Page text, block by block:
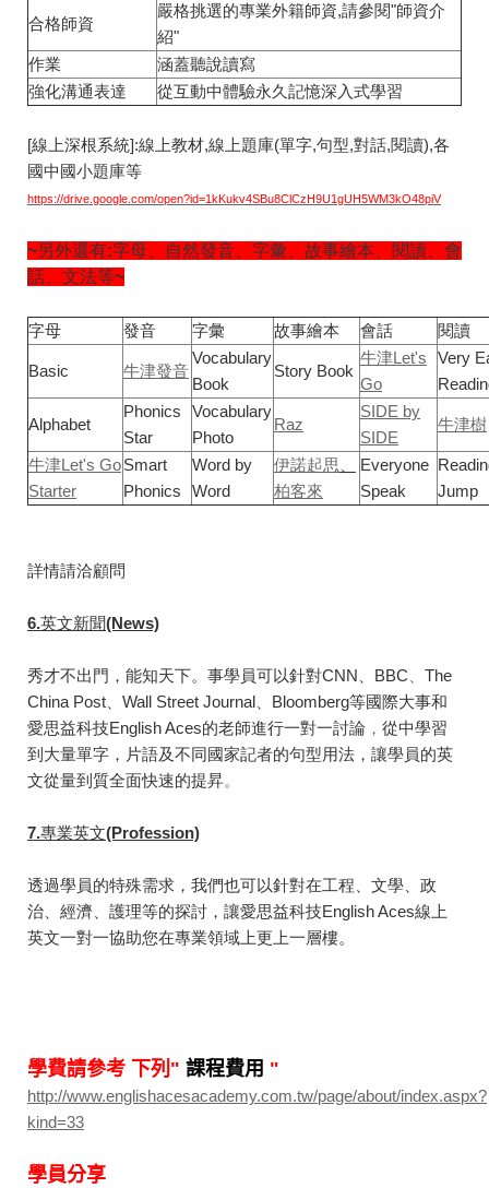
合格師資
嚴格挑選的專業外籍師資,請參閱"師資介
紹"
作業
涵蓋聽說讀寫
強化溝通表達
從互動中體驗永久記憶深入式學習
[線上深根系統]:線上教材,線上題庫(單字,句型,對話,閱讀),各
國中國小題庫等
https://drive.google.com/open?id=1kKukv4SBu8ClCzH9U1gUH5WM3kO48piV
~另外還有:字母、自然發音、字彙、故事繪本、閱讀、會
話、文法等~
字母 發音 字彙 故事繪本 會話 閱讀
Basic 牛津發音
Vocabulary
Book
Story Book
牛津Let's
Go
Very
Alphabet
Phonics
Star
Vocabulary
Photo
Raz
SIDE by
SIDE
牛津樹
牛津Let's Go
Starter
Smart
Phonics
Word by
Word
伊諾起思
柏客來
Everyone
Speak
Jump
詳情請洽顧問
6.英文新聞(News)
秀才不出門，能知天下。事學員可以針對CNN、BBC
The
China Post、Wall Street Journal、Bloomberg等國際大事和
愛思益科技English Aces的老師進行一對一討論 ， 從中學習
到大量單字，片語及不同國家記者的句型用法，讓學員的英
文從量到質全面快速的提昇。
7.專業英文(Profession)
透過學員的特殊需求，我們也可以針對在工程、文學、政
治、經濟、護理等的探討，讓愛思益科技English Aces線上
英文一對一協助您在專業領域上更上一層樓。
學費請參考 下列" 課程費用 "
http://www.englishacesacademy.com.tw/page/about/index.aspx?
kind=33
學員分享